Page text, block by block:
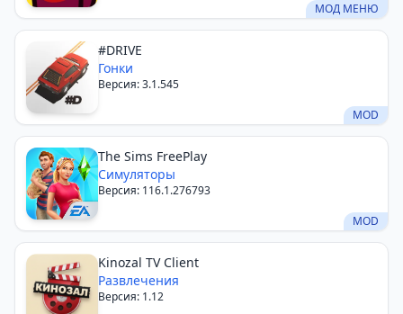
МОД МЕНЮ
#DRIVE
Гонки
Версия: 3.1.545
MOD
The Sims FreePlay
Симуляторы
Версия: 116.1.276793
MOD
Kinozal TV Client
Развлечения
Версия: 1.12